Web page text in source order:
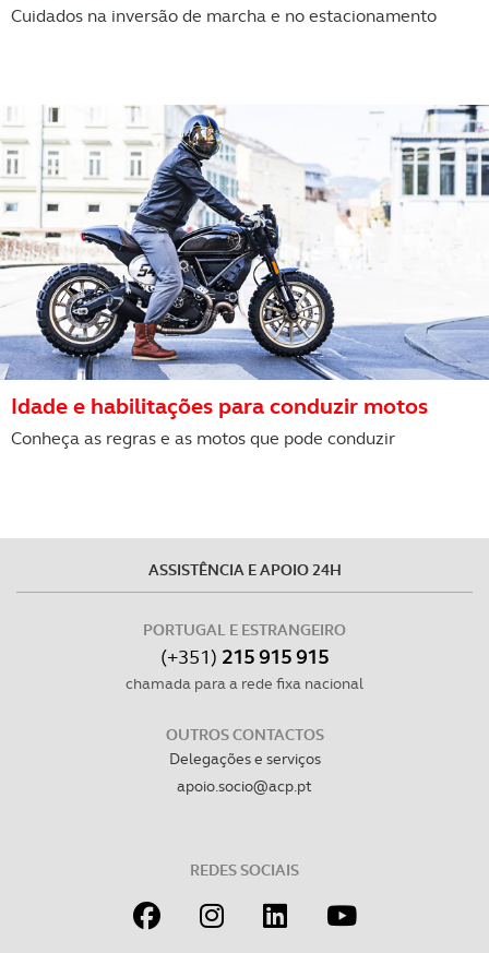
Cuidados na inversão de marcha e no estacionamento
Idade e habilitações para conduzir motos
Conheça as regras e as motos que pode conduzir
ASSISTÊNCIA E APOIO 24H
PORTUGAL E ESTRANGEIRO
(+351) 215 915 915
chamada para a rede fixa nacional
OUTROS CONTACTOS
Delegações e serviços
apoio.socio@acp.pt
REDES SOCIAIS